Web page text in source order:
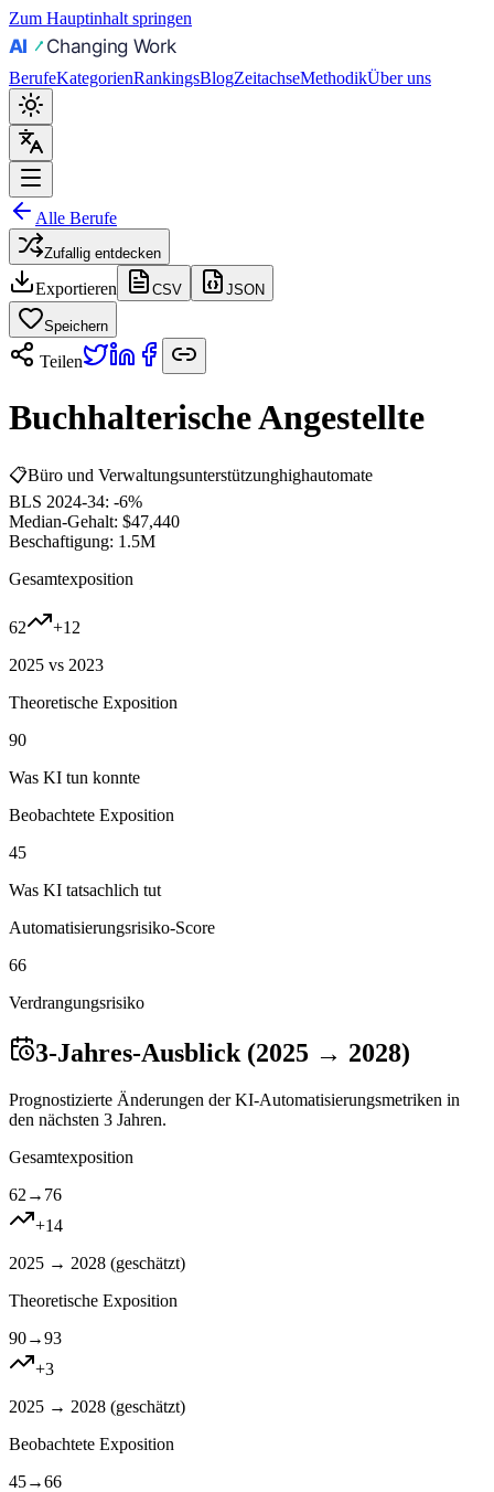
Zum Hauptinhalt springen
BerufeKategorienRankingsBlogZeitachseMethodikÜber uns
Alle Berufe
Zufallig entdecken
Exportieren CSV JSON
Speichern
Teilen
Buchhalterische Angestellte
📋Büro und Verwaltungsunterstützunghighautomate
BLS 2024-34: -6%
Median-Gehalt: $47,440
Beschaftigung: 1.5M
Gesamtexposition
62 +12
2025 vs 2023
Theoretische Exposition
90
Was KI tun konnte
Beobachtete Exposition
45
Was KI tatsachlich tut
Automatisierungsrisiko-Score
66
Verdrangungsrisiko
3-Jahres-Ausblick (2025 → 2028)
Prognostizierte Änderungen der KI-Automatisierungsmetriken in
den nächsten 3 Jahren.
Gesamtexposition
62 → 76
+14
2025 → 2028 (geschätzt)
Theoretische Exposition
90→93
+3
2025 → 2028 (geschätzt)
Beobachtete Exposition
45→66